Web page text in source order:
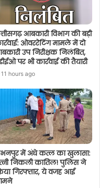
आबकारी विभाग की बड़ी
ओवररेटिंग मामले में दो
उप निरीक्षक निलंबित,
पर भी कार्रवाई की तैयारी
11 hours ago
में अंधे कत्ल का खुलासा:
निकली कातिल! पुलिस ने
गिरफ्तार, ये वजह आई